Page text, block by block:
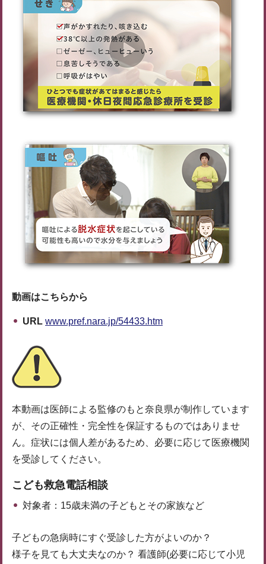
動画はこちらから
URL www.pref.nara.jp/54433.htm
本動画は医師による監修のもと奈良県が制作しています
が、その正確性・完全性を保証するものではありませ
ん。症状には個人差があるため、必要に応じて医療機関
を受診してください。
こども救急電話相談
対象者：15歳未満の子どもとその家族など
子どもの急病時にすぐ受診した方がよいのか？
様子を見ても大丈夫なのか？ 看護師(必要に応じて小児